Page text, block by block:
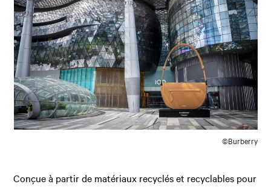
©Burberry
Conçue à partir de matériaux recyclés et recyclables pour